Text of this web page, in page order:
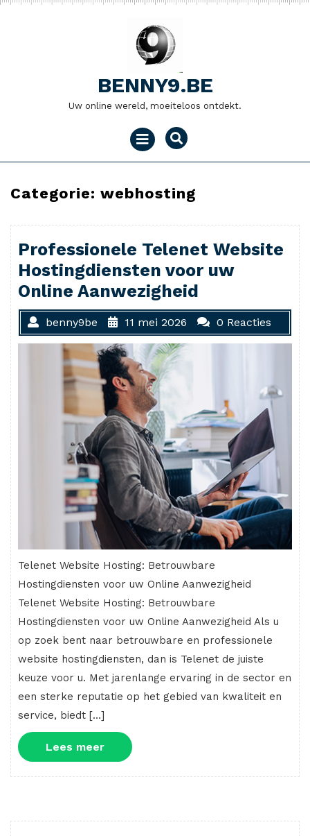
Naar
BENNY9.BE
Uw online wereld, moeiteloos ontdekt.
Menu
openen
Categorie: webhosting
Professionele Telenet Website
Hostingdiensten voor uw
Online Aanwezigheid
benny9be 11 mei 2026 0 Reacties
Telenet Website Hosting: Betrouwbare
Hostingdiensten voor uw Online Aanwezigheid
Telenet Website Hosting: Betrouwbare
Hostingdiensten voor uw Online Aanwezigheid Als u
op zoek bent naar betrouwbare en professionele
website hostingdiensten, dan is Telenet de juiste
keuze voor u. Met jarenlange ervaring in de sector en
een sterke reputatie op het gebied van kwaliteit en
service, biedt […]
Lees meerLees
meer